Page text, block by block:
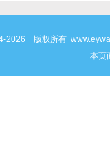
2026 版权所有
本页